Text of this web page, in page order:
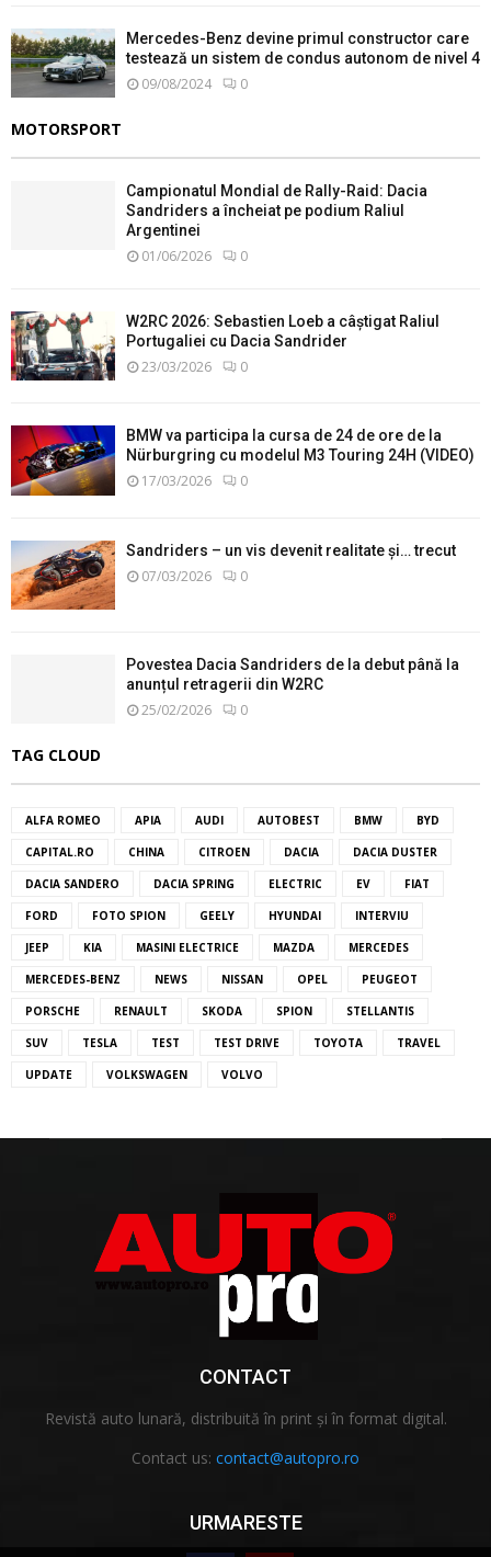
Mercedes-Benz devine primul constructor care
testează un sistem de condus autonom de nivel 4
09/08/2024 0
MOTORSPORT
Campionatul Mondial de Rally-Raid: Dacia
Sandriders a încheiat pe podium Raliul
Argentinei
01/06/2026 0
W2RC 2026: Sebastien Loeb a câștigat Raliul
Portugaliei cu Dacia Sandrider
23/03/2026 0
BMW va participa la cursa de 24 de ore de la
Nürburgring cu modelul M3 Touring 24H (VIDEO)
17/03/2026 0
Sandriders – un vis devenit realitate și… trecut
07/03/2026 0
Povestea Dacia Sandriders de la debut până la
anunțul retragerii din W2RC
25/02/2026 0
TAG CLOUD
ALFA ROMEO APIA AUDI AUTOBEST BMW BYD
CAPITAL.RO CHINA CITROEN DACIA DACIA DUSTER
DACIA SANDERO DACIA SPRING ELECTRIC EV FIAT
FORD FOTO SPION GEELY HYUNDAI INTERVIU
JEEP KIA MASINI ELECTRICE MAZDA MERCEDES
MERCEDES-BENZ NEWS NISSAN OPEL PEUGEOT
PORSCHE RENAULT SKODA SPION STELLANTIS
SUV TESLA TEST TEST DRIVE TOYOTA TRAVEL
UPDATE VOLKSWAGEN VOLVO
CONTACT
Revistă auto lunară, distribuită în print și în format digital.
Contact us: contact@autopro.ro
URMARESTE